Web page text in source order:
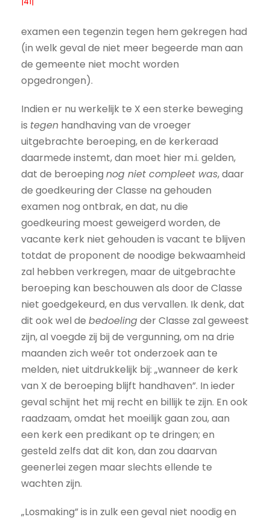
examen een tegenzin tegen hem gekregen had
(in welk geval de niet meer begeerde man aan
de gemeente niet mocht worden
opgedrongen).
Indien er nu werkelijk te X een sterke beweging
is tegen handhaving van de vroeger
uitgebrachte beroeping, en de kerkeraad
daarmede instemt, dan moet hier m.i. gelden,
dat de beroeping nog niet compleet was, daar
de goedkeuring der Classe na gehouden
examen nog ontbrak, en dat, nu die
goedkeuring moest geweigerd worden, de
vacante kerk niet gehouden is vacant te blijven
totdat de proponent de noodige bekwaamheid
zal hebben verkregen, maar de uitgebrachte
beroeping kan beschouwen als door de Classe
niet goedgekeurd, en dus vervallen. Ik denk, dat
dit ook wel de bedoelingder Classe zal geweest
zijn, al voegde zij bij de vergunning, om na drie
maanden zich weêr tot onderzoek aan te
melden, niet uitdrukkelijk bij: „wanneer de kerk
van X de beroeping blijft handhaven”. In ieder
geval schijnt het mij recht en billijk te zijn. En ook
raadzaam, omdat het moeilijk gaan zou, aan
een kerk een predikant op te dringen; en
gesteld zelfs dat dit kon, dan zou daarvan
geenerlei zegen maar slechts ellende te
wachten zijn.
„Losmaking” is in zulk een geval niet noodig en